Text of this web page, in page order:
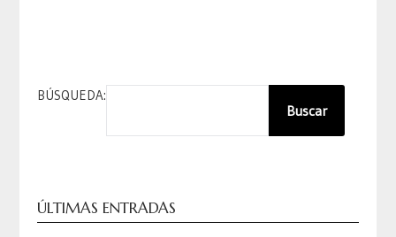
BÚSQUEDA:
Buscar
ÚLTIMAS ENTRADAS